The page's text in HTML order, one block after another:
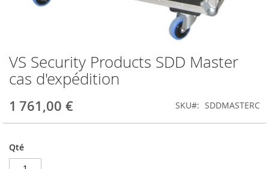
VS Security Products SDD Master
cas d'expédition
1 761,00 € SKU SDDMASTERC
Qté
Skip
to
the
of
gallery